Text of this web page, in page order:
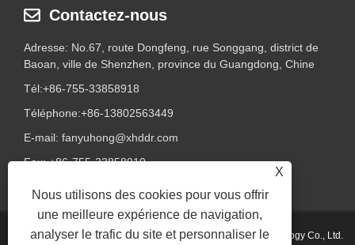
Contactez-nous
Adresse: No.67, route Dongfeng, rue Songgang, district de
Baoan, ville de Shenzhen, province du Guangdong, Chine
Tél:+86-755-33858918
Téléphone:+86-13802563449
E-mail: fanyuhong@xhddr.com
Fax: +86-755-33858919
Copyright © 2024 Shenzhen Xinhongda Galvanothermy Technology Co., Ltd.
X
Nous utilisons des cookies pour vous offrir
une meilleure expérience de navigation,
analyser le trafic du site et personnaliser le